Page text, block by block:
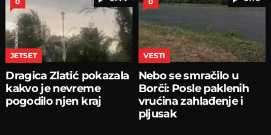
JETSET
Dragica Zlatić pokazala
kakvo je nevreme
pogodilo njen kraj
VESTI
Nebo se smračilo u
Borči: Posle paklenih
vrućina zahlađenje i
pljusak